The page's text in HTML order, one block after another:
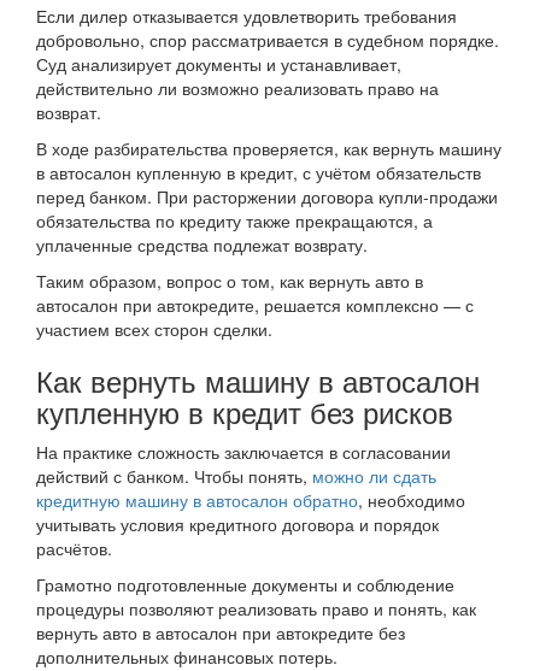
Если дилер отказывается удовлетворить требования
добровольно, спор рассматривается в судебном порядке.
Суд анализирует документы и устанавливает,
действительно ли возможно реализовать право на
возврат.
В ходе разбирательства проверяется, как вернуть машину
в автосалон купленную в кредит, с учётом обязательств
перед банком. При расторжении договора купли-продажи
обязательства по кредиту также прекращаются, а
уплаченные средства подлежат возврату.
Таким образом, вопрос о том, как вернуть авто в
автосалон при автокредите, решается комплексно — с
участием всех сторон сделки.
Как вернуть машину в автосалон
купленную в кредит без рисков
На практике сложность заключается в согласовании
действий с банком. Чтобы понять, можно ли сдать
кредитную машину в автосалон обратно, необходимо
учитывать условия кредитного договора и порядок
расчётов.
Грамотно подготовленные документы и соблюдение
процедуры позволяют реализовать право и понять, как
вернуть авто в автосалон при автокредите без
дополнительных финансовых потерь.